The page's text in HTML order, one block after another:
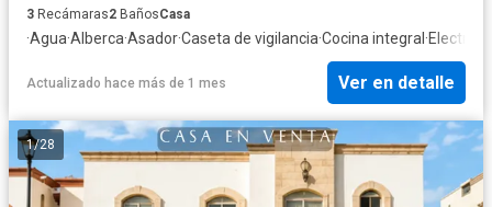
3 Recámaras2 BañosCasa
·Agua·Alberca·Asador·Caseta de vigilancia·Cocina integral ·
Actualizado hace más de 1 mes Ver en detalle
1/28